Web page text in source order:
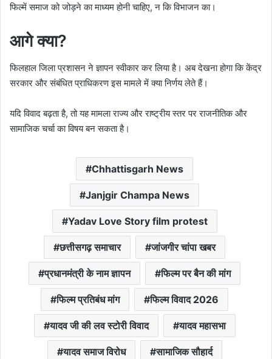
फिल्में समाज को जोड़ने का माध्यम होनी चाहिए, न कि विभाजन का।
आगे क्या?
फिलहाल जिला प्रशासन ने ज्ञापन स्वीकार कर लिया है। अब देखना होगा कि केंद्र
सरकार और संबंधित प्राधिकरण इस मामले में क्या निर्णय लेते हैं।
यदि विवाद बढ़ता है, तो यह मामला राज्य और राष्ट्रीय स्तर पर राजनीतिक और
सामाजिक चर्चा का विषय बन सकता है।
Chhattisgarh News
Janjgir Champa News
Yadav Love Story film protest
छत्तीसगढ़ समाचार जांजगीर चांपा खबर
प्रधानमंत्री के नाम ज्ञापन फिल्म पर बैन की मांग
फिल्म प्रतिबंध मांग फिल्म विवाद 2026
यादव जी की लव स्टोरी विवाद यादव महासभा
यादव समाज विरोध सामाजिक सौहार्द